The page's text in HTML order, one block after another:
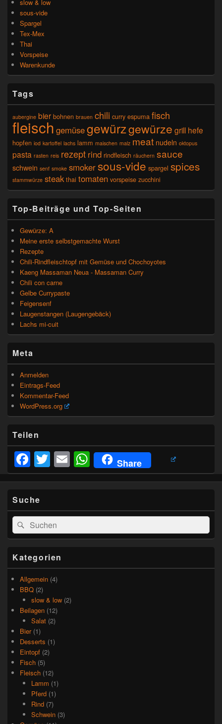
slow & low
sous-vide
Spargel
Tex-Mex
Thai
Vorspeise
Warenkunde
Tags
aubergine bier bohnen brauen chili curry espuma fisch
fleisch gemüsegewürzgewürze grill hefe
hopfen iod kartoffel lachs lamm maischen malz meat nudeln oktopus
pasta rasten reis rezept rind rindfleisch räuchern sauce
schwein senf smoke smokersous-vide spargel spices
stammwürze steak thai tomaten vorspeise zucchini
Top-Beiträge und Top-Seiten
Gewürze: A
Meine erste selbstgemachte Wurst
Rezepte
Chili-Rindfleischtopf mit Gemüse und Chochoyotes
Kaeng Massaman Neua - Massaman Curry
Chili con carne
Gelbe Currypaste
Feigensenf
Laugenstangen (Laugengebäck)
Lachs mi-cuit
Meta
Anmelden
Eintrags-Feed
Kommentar-Feed
WordPress.org
Teilen
Facebook
Twitter
EmailWhatsApp
Share
Suche
Suchen
nach:
Suchen
Kategorien
Allgemein (4)
BBQ (2)
slow & low(2)
Beilagen (12)
Salat(2)
Bier(1)
Desserts (1)
Eintopf (2)
Fisch (5)
Fleisch (12)
Lamm (1)
Pferd(1)
Rind(7)
Schwein(3)